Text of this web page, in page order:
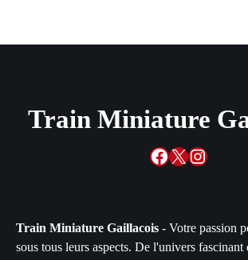
Train Miniature
Facebook
X
Train Miniature Gaillacois - Votre passion
sous tous leurs aspects. De l'univers fascinant